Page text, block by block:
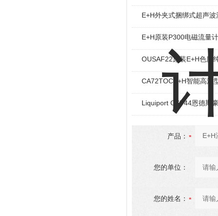
E+H外夹式捆绑式超声
E+H原装P300电磁流量
OUSAF22原装E+H色度
CA72TOCE+H智能高温
Liquiport CSP44恩德斯
产品：
您的单位：
您的姓名：